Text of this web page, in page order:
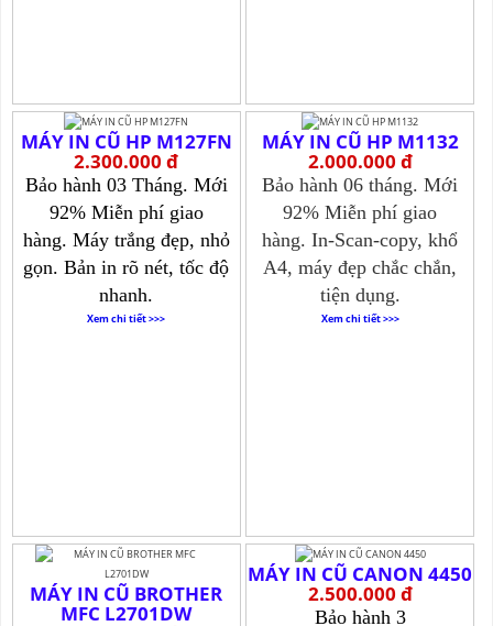
MÁY IN CŨ HP M127FN
2.300.000 đ
Bảo hành 03 Tháng. Mới
92% Miễn phí giao
hàng. Máy trắng đẹp, nhỏ
gọn. Bản in rõ nét, tốc độ
nhanh.
Xem chi tiết >>>
MÁY IN CŨ HP M1132
2.000.000 đ
Bảo hành 06 tháng.Mới
92% Miễn phí giao
hàng.In-Scan-copy, khổ
A4, máy đẹp chắc chắn,
tiện dụng.
Xem chi tiết >>>
MÁY IN CŨ BROTHER
MFC L2701DW
MÁY IN CŨ CANON 4450
2.500.000 đ
Bảo hành 3